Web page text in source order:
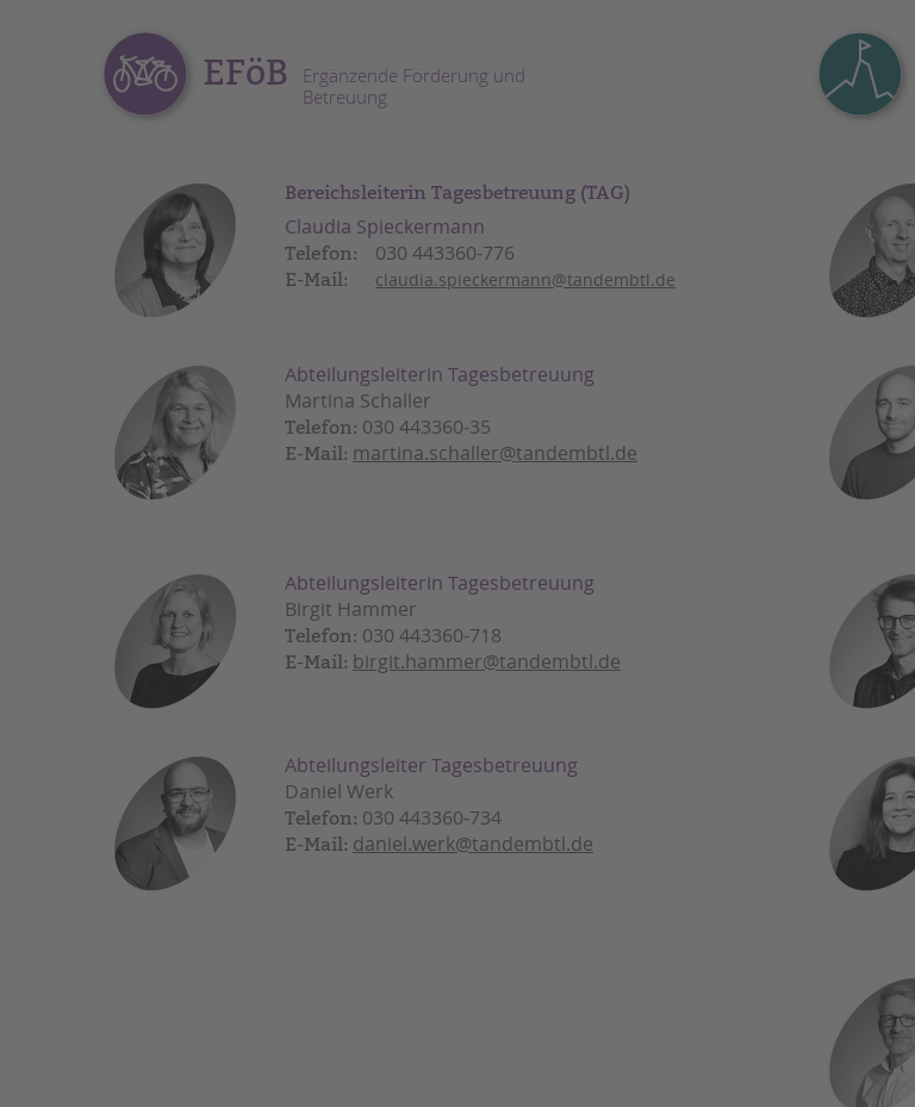
EFöB
Ergänzende Förderung und
Betreuung
Bereichsleiterin Tagesbetreuung (TAG)
Claudia Spieckermann
Telefon: 030 443360-776
E-Mail: claudia.spieckermann@tandembtl.de
Abteilungsleiterin Tagesbetreuung
Martina Schaller
Telefon: 030 443360-35
E-Mail: martina.schaller@tandembtl.de
Abteilungsleiterin Tagesbetreuung
Birgit Hammer
Telefon: 030 443360-718
E-Mail: birgit.hammer@tandembtl.de
Abteilungsleiter Tagesbetreuung
Daniel Werk
Telefon: 030 443360-734
E-Mail: daniel.werk@tandembtl.de